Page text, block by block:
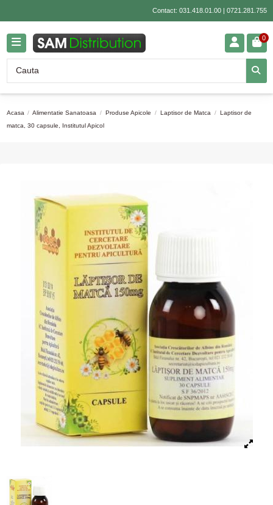
Contact: 031.418.01.00| 0721.281.755
0
Acasa Alimentatie Sanatoasa Produse Apicole Laptisor de Matca
Laptisor de
matca, 30 capsule, Institutul Apicol